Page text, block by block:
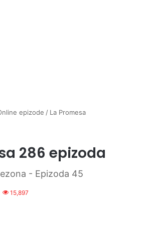
epizode / La Promesa
286 epizoda
- Epizoda 45
15,897